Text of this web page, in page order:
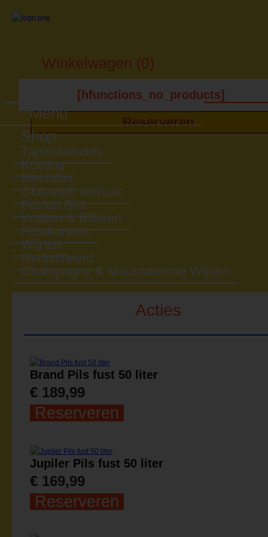
Winkelwagen (0)
[hfunctions_no_products]
Reserveren
Menu
Shop
Tapinstallaties
Koeling
Meubilair
Glaswerk verhuur
Fusten Bier
Kratten & Blikken
Frisdranken
Wijnen
Gedistilleerd
Champagne & Mousserende Wijnen
Acties
Brand Pils fust 50 liter
€ 189,99
Reserveren
Jupiler Pils fust 50 liter
€ 169,99
Reserveren